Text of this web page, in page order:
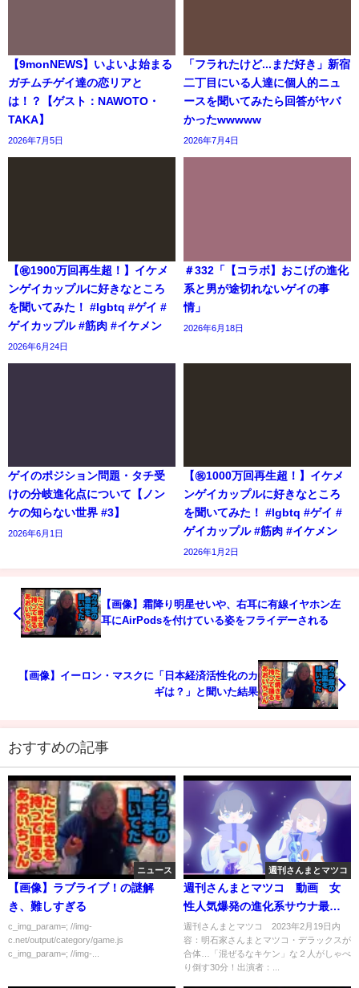
【9monNEWS】いよいよ始まる
ガチムチゲイ達の恋リアと
は！？【ゲスト：NAWOTO・
TAKA】
2026年7月5日
「フラれたけど...まだ好き」新宿
二丁目にいる人達に個人的ニュ
ースを聞いてみたら回答がヤバ
かったwwwww
2026年7月4日
【㊗️1900万回再生超！】イケメ
ンゲイカップルに好きなところ
を聞いてみた！ #lgbtq #ゲイ #
ゲイカップル #筋肉 #イケメン
2026年6月24日
＃332「【コラボ】おこげの進化
系と男が途切れないゲイの事
情」
2026年6月18日
ゲイのポジション問題・タチ受
けの分岐進化点について【ノン
ケの知らない世界 #3】
2026年6月1日
【㊗️1000万回再生超！】イケメ
ンゲイカップルに好きなところ
を聞いてみた！ #lgbtq #ゲイ #
ゲイカップル #筋肉 #イケメン
2026年1月2日
【画像】霜降り明星せいや、右耳に有線イヤホン左
耳にAirPodsを付けている姿をフライデーされる
【画像】イーロン・マスクに「日本経済活性化のカ
ギは？」と聞いた結果
おすすめの記事
ニュース
【画像】ラブライブ！の謎解
き、難しすぎる
c_img_param=; //img-
c.net/output/category/game.js
c_img_param=; //img-...
週刊さんまとマツコ
週刊さんまとマツコ 動画 女
性人気爆発の進化系サウナ最新
事情 2月12日
週刊さんまとマツコ 2023年2月19日内
容：明石家さんまとマツコ・デラックスが
合体…「混ぜるなキケン」な２人がしゃべ
り倒す30分！出演者：...